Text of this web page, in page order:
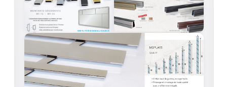
PLEXIGLAS PMMA
DOUBLE VITRAGE
ACCESSOIRES & QUINCAILLERIE
CATALOGUE DE PROFILS ET FIXATION DU
VERRE